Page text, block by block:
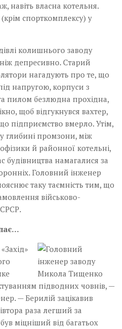
навіть власна котельня.
спорткомплексу) у
колишнього заводу
депресивно. Старий
нагадують про те, що
напругою, корпуси з
пилом безлюдна прохідна,
щоб відгукнувся вахтер,
підприємство вмерло. Утім,
глибині промзони, між
й районної котельні,
будівництва намагалися за
Головний інженер
таку таємність тим, що
військово-
підводних човнів, —
— Берилій зацікавив
раза легший за
міцніший від багатьох